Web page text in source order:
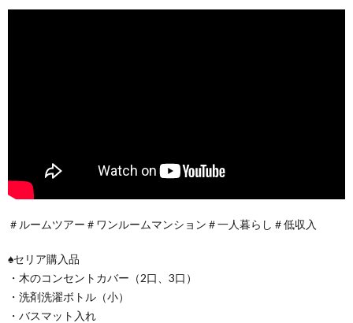
＃ルームツアー＃ワンルームマンション＃一人暮らし＃低収入
♠セリア購入品
・木のコンセントカバー（2口、3口）
・洗剤洗濯ボトル（小）
・バスマット入れ